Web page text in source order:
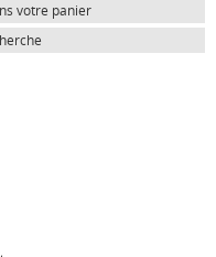
votre panier